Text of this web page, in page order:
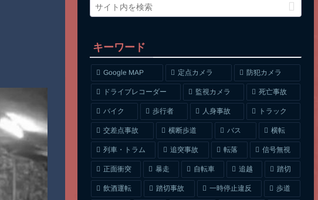
キーワード
Google MAP 定点カメラ 防犯カメラ
ドライブレコーダー 監視カメラ 死亡事故
バイク 歩行者 人身事故 トラック
交差点事故 横断歩道 バス 横転
列車・トラム 追突事故 転落 信号無視
正面衝突 暴走 自転車 追越 踏切
飲酒運転 踏切事故 一時停止違反 歩道